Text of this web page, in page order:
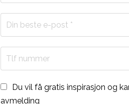
Du vil få gratis inspirasjon og
avmelding